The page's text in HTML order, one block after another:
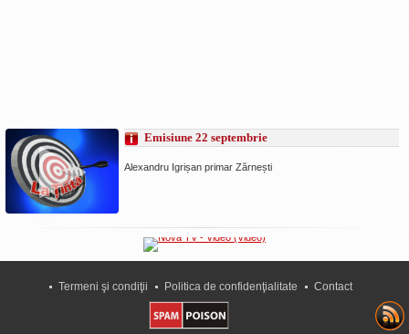
Emisiune 22 septembrie
Alexandru Igrișan primar Zărnești
Termeni şi condiţii Politica de confidenţialitate Contact